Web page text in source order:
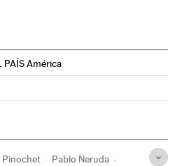
PAÍS América
Twitter
en Instagram
Brasil en Facebook
Pablo Neruda